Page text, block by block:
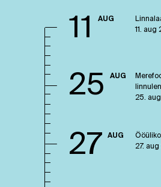
11 AUG
11. aug
25 AUG
25.
27 AUG
27.